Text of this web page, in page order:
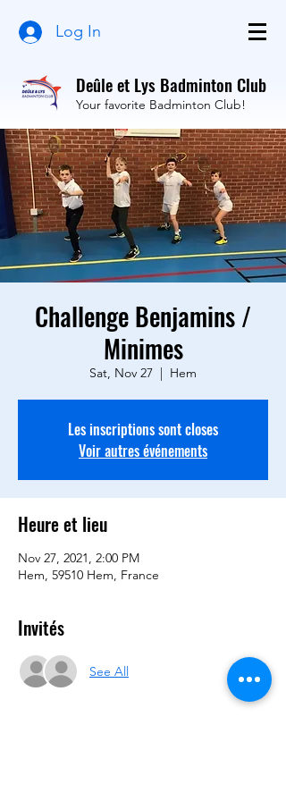
Log In
Deûle et Lys Badminton Club
Your favorite Badminton Club!
Challenge Benjamins /
Minimes
Sat, Nov 27
  |
Hem
Les inscriptions sont closes
Voir autres événements
Heure et lieu
Nov 27, 2021, 2:00 PM
Hem, 59510 Hem, France
Invités
See All